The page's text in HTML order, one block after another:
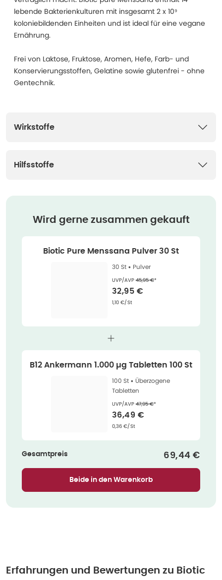
lebende Bakterienkulturen mit insgesamt 2 x 10⁹
koloniebildenden Einheiten und ist ideal für eine vegane
Ernährung.
Frei von Laktose, Fruktose, Aromen, Hefe, Farb- und
Konservierungsstoffen, Gelatine sowie glutenfrei - ohne
Gentechnik.
Wirkstoffe
Hilfsstoffe
Wird gerne zusammen gekauft
Biotic Pure Menssana Pulver 30 St
30 St • Pulver
UVP/AVPEhemaliger Preis (U V P)
45,95 €*
Verkaufspreis
32,95 €
Grundpreis
1,10 €/St
B12 Ankermann 1.000 µg Tabletten 100 St
100 St • Überzogene
Tabletten
UVP/AVPEhemaliger Preis (U V P)
47,95 €*
Verkaufspreis
36,49 €
Grundpreis
0,36 €/St
Gesamtpreis 69,44 €
Beide in den Warenkorb
Erfahrungen und Bewertungen zu Biotic